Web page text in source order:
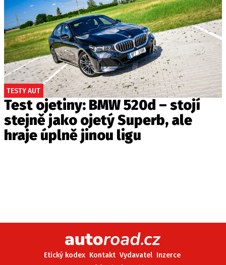
TESTY AUT
Test ojetiny: BMW 520d – stojí
stejně jako ojetý Superb, ale
hraje úplně jinou ligu
Etický kodex Kontakt Vydavatel Inzerce